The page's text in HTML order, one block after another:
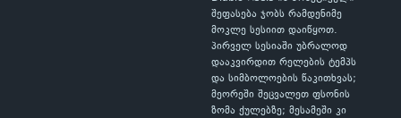
შეფასება ჯობს რამდენიმე
მოკლე სესიით დაიწყოთ.
პირველ სესიაში უბრალოდ
დააკვირდით რელების ტემპს
და სიმბოლოების წაკითხვას;
მეორეში შეცვალეთ ფსონის
ზომა ქულებზე; მესამეში კი